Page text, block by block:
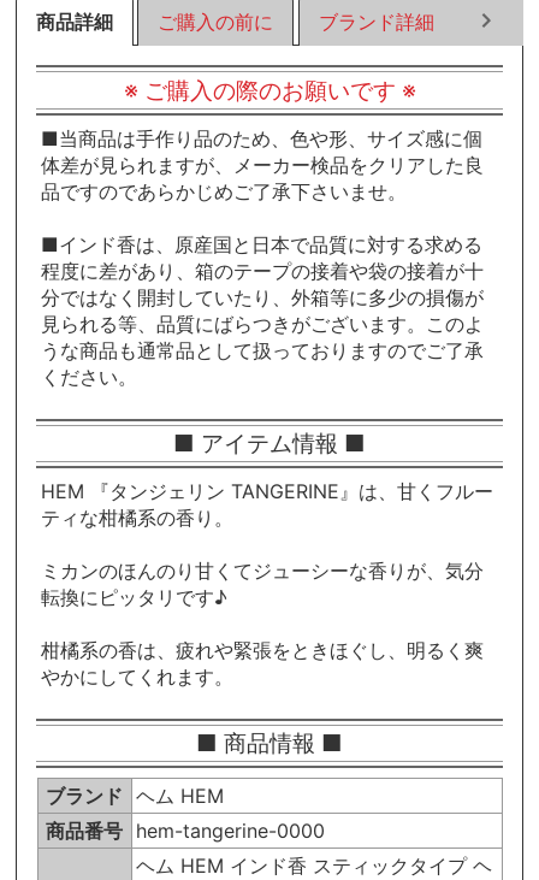
商品詳細 ご購入の前に ブランド詳細 その
※ ご購入の際のお願いです ※
■当商品は手作り品のため、色や形、サイズ感に個
体差が見られますが、メーカー検品をクリアした良
品ですのであらかじめご了承下さいませ。
■インド香は、原産国と日本で品質に対する求める
程度に差があり、箱のテープの接着や袋の接着が十
分ではなく開封していたり、外箱等に多少の損傷が
見られる等、品質にばらつきがございます。このよ
うな商品も通常品として扱っておりますのでご了承
ください。
■ アイテム情報 ■
HEM 『タンジェリン TANGERINE』は、甘くフルー
ティな柑橘系の香り。
ミカンのほんのり甘くてジューシーな香りが、気分
転換にピッタリです♪
柑橘系の香は、疲れや緊張をときほぐし、明るく爽
やかにしてくれます。
■ 商品情報 ■
ブランド
ヘム HEM
商品番号 hem-tangerine-0000
ヘム HEM インド香 スティックタイプ ヘ